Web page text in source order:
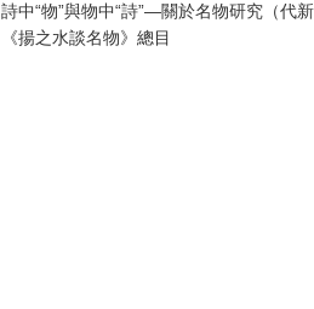
詩中“物”與物中“詩”—關於名物研究（代
《揚之水談名物》總目